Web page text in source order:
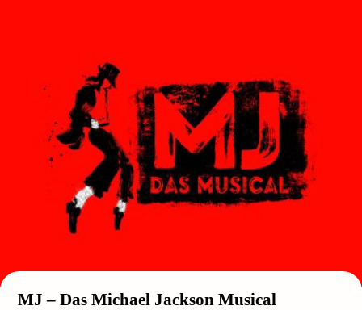
MJ – Das Michael Jackson Musical